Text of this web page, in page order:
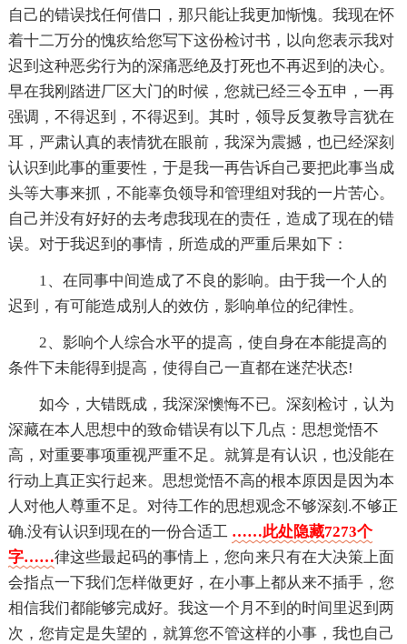
自己的错误找任何借口，那只能让我更加惭愧。我现在怀
着十二万分的愧疚给您写下这份检讨书，以向您表示我对
迟到这种恶劣行为的深痛恶绝及打死也不再迟到的决心。
早在我刚踏进厂区大门的时候，您就已经三令五申，一再
强调，不得迟到，不得迟到。其时，领导反复教导言犹在
耳，严肃认真的表情犹在眼前，我深为震撼，也已经深刻
认识到此事的重要性，于是我一再告诉自己要把此事当成
头等大事来抓，不能辜负领导和管理组对我的一片苦心。
自己并没有好好的去考虑我现在的责任，造成了现在的错
误。对于我迟到的事情，所造成的严重后果如下：
1、在同事中间造成了不良的影响。由于我一个人的
迟到，有可能造成别人的效仿，影响单位的纪律性。
2、影响个人综合水平的提高，使自身在本能提高的
条件下未能得到提高，使得自己一直都在迷茫状态!
如今，大错既成，我深深懊悔不已。深刻检讨，认为
深藏在本人思想中的致命错误有以下几点：思想觉悟不
高，对重要事项重视严重不足。就算是有认识，也没能在
行动上真正实行起来。思想觉悟不高的根本原因是因为本
人对他人尊重不足。对待工作的思想观念不够深刻.不够正
确.没有认识到现在的一份合适工 ……此处隐藏7273个
字……律这些最起码的事情上，您向来只有在大决策上面
会指点一下我们怎样做更好，在小事上都从来不插手，您
相信我们都能够完成好。我这一个月不到的时间里迟到两
次，您肯定是失望的，就算您不管这样的小事，我也自己